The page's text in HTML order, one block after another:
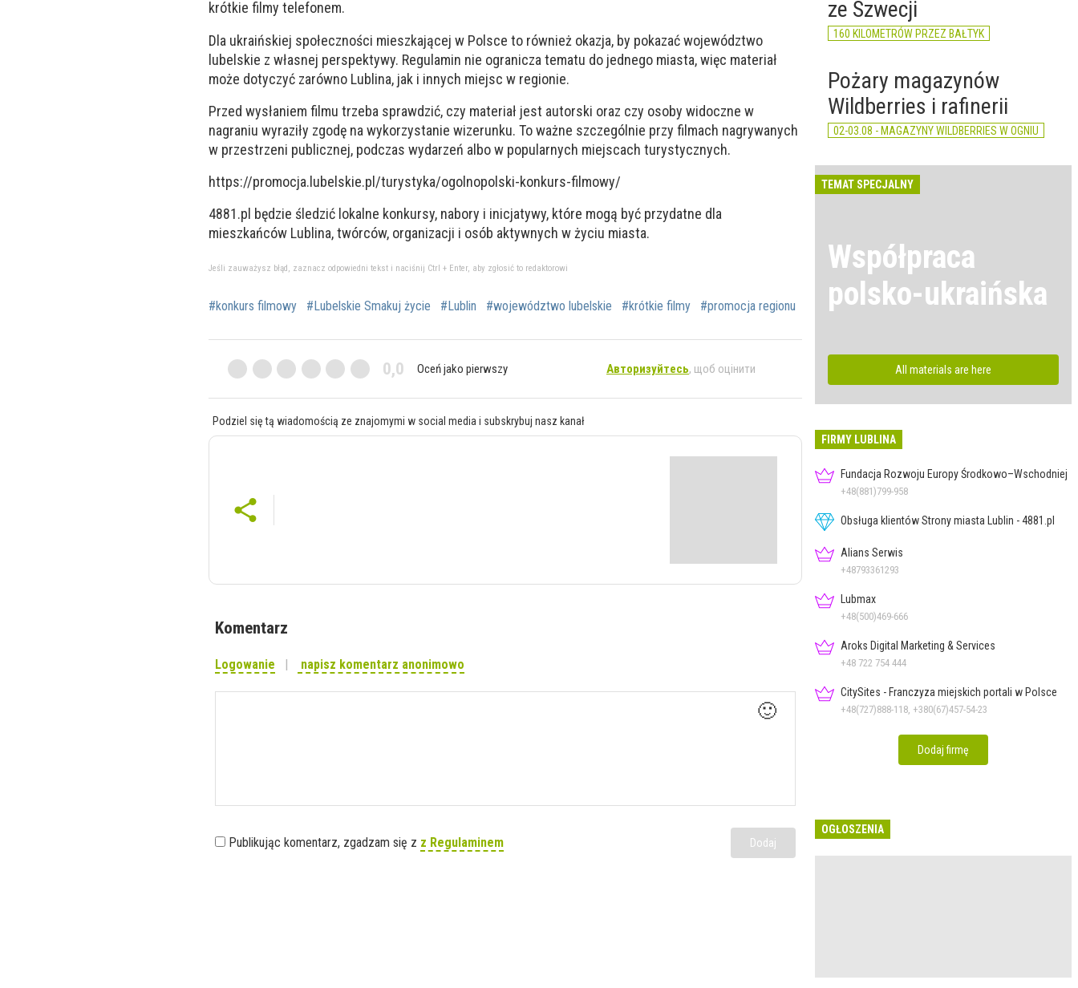
krótkie filmy telefonem.
Dla ukraińskiej społeczności mieszkającej w Polsce to również okazja, by pokazać województwo
lubelskie z własnej perspektywy. Regulamin nie ogranicza tematu do jednego miasta, więc materiał
może dotyczyć zarówno Lublina, jak i innych miejsc w regionie.
Przed wysłaniem filmu trzeba sprawdzić, czy materiał jest autorski oraz czy osoby widoczne w
nagraniu wyraziły zgodę na wykorzystanie wizerunku. To ważne szczególnie przy filmach nagrywanych
w przestrzeni publicznej, podczas wydarzeń albo w popularnych miejscach turystycznych.
https://promocja.lubelskie.pl/turystyka/ogolnopolski-konkurs-filmowy/
4881.pl będzie śledzić lokalne konkursy, nabory i inicjatywy, które mogą być przydatne dla
mieszkańców Lublina, twórców, organizacji i osób aktywnych w życiu miasta.
Jeśli zauważysz błąd, zaznacz odpowiedni tekst i naciśnij Ctrl + Enter, aby zgłosić to redaktorowi
#konkurs filmowy #Lubelskie Smakuj życie #Lublin #województwo lubelskie #krótkie filmy #promocja regionu
0,0 Oceń jako pierwszy Авторизуйтесь, щоб оцінити
Podziel się tą wiadomością ze znajomymi w social media i subskrybuj nasz kanał
Komentarz
Logowanie napisz komentarz anonimowo
🙂
Publikując komentarz, zgadzam się z z Regulaminem Dodaj
ze Szwecji
160 KILOMETRÓW PRZEZ BAŁTYK
Pożary magazynów
Wildberries i rafinerii
02-03.08 - MAGAZYNY WILDBERRIES W OGNIU
TEMAT SPECJALNY
Współpraca
polsko-ukraińska
All materials are here
FIRMY LUBLINA
Fundacja Rozwoju Europy Środkowo–Wschodniej
+48(881)799-958
Obsługa klientów Strony miasta Lublin - 4881.pl
Alians Serwis
+48793361293
Lubmax
+48(500)469-666
Aroks Digital Marketing & Services
+48 722 754 444
CitySites - Franczyza miejskich portali w Polsce
+48(727)888-118, +380(67)457-54-23
Dodaj firmę
OGŁOSZENIA